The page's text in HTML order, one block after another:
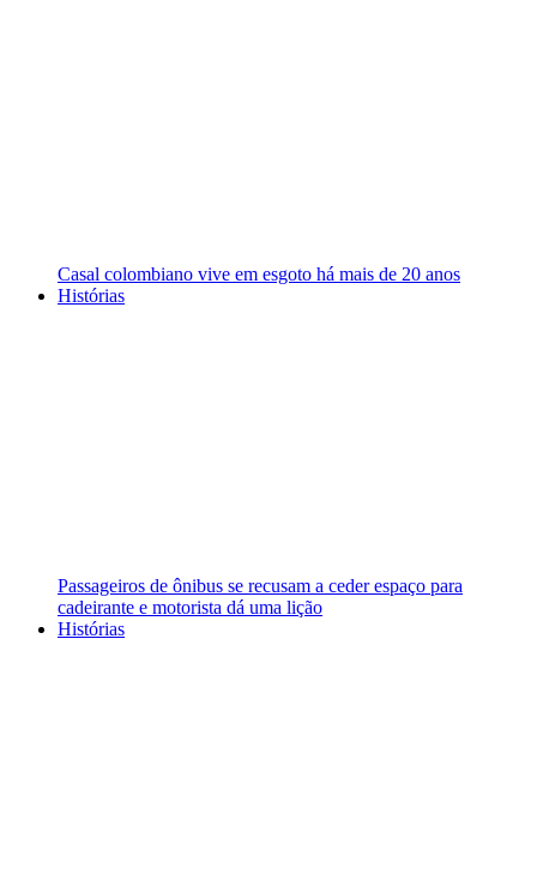
Casal colombiano vive em esgoto há mais de 20 anos
Histórias
Passageiros de ônibus se recusam a ceder espaço para
cadeirante e motorista dá uma lição
Histórias